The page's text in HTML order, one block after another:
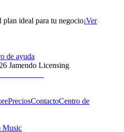
plan ideal para tu negocio¡Ver
de ayuda
Jamendo Licensing
PreciosContactoCentro de
Music